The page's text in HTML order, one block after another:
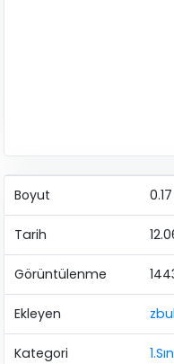
Boyut
Tarih
Görüntülenme
Ekleyen
Kategori